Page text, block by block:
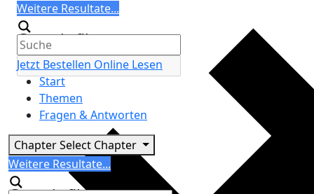
Search
Weitere Resultate...
Generic filters
Jetzt Bestellen Online Lesen
Start
Themen
Fragen & Antworten
ChapterSelect Chapter
Search
Weitere Resultate...